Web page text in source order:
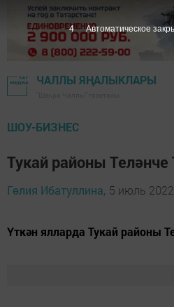
ЧАЛЛЫ ЯҢАЛЫКЛАРЫ
ШОУ-БИЗНЕС
Тукай районы
Гөлия Ибатуллина, 5 июль
Үткән ялларда Тукай районы
3 Автоматическое